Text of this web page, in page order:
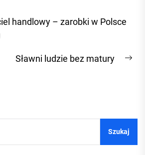
handlowy – zarobki w Polsce
Sławni ludzie bez matury
Szukaj